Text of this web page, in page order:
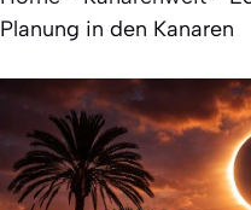
Planung in den Kanaren